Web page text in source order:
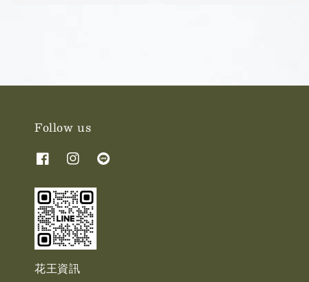
Follow us
花王資訊